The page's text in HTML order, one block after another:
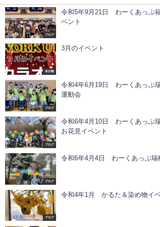
ブログ
令和5年9月21日 わーくあっぷ
ベント
未分類
3月のイベント
ブログ
令和4年6月19日 わーくあっぷ
運動会
ブログ
令和6年4月10日 わーくあっぷ
お花見イベント
ブログ
令和6年4月4日 わーくあっぷ
ブログ
令和4年1月 かるた＆染め物イベ